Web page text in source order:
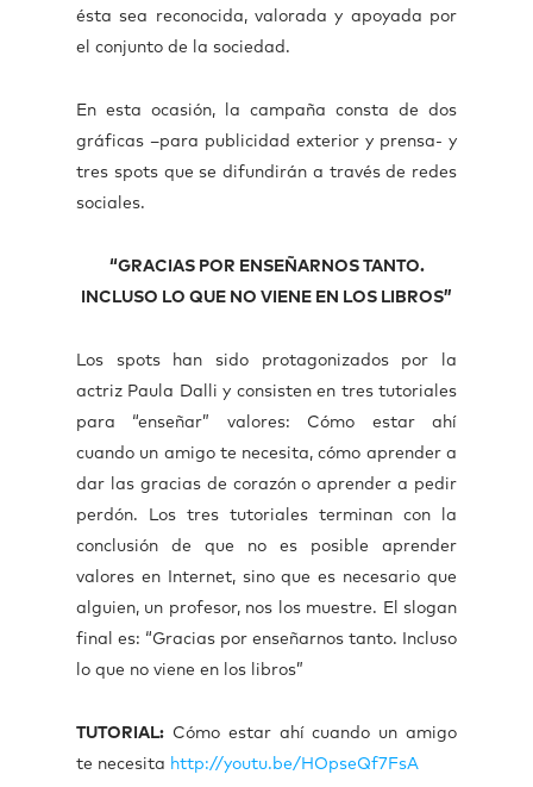
ésta sea reconocida, valorada y apoyada por
el conjunto de la sociedad.
En esta ocasión, la campaña consta de dos
gráficas –para publicidad exterior y prensa- y
tres spots que se difundirán a través de redes
sociales.
“GRACIAS POR ENSEÑARNOS TANTO.
INCLUSO LO QUE NO VIENE EN LOS LIBROS”
Los spots han sido protagonizados por la
actriz Paula Dalli y consisten en tres tutoriales
para “enseñar” valores: Cómo estar ahí
cuando un amigo te necesita, cómo aprender a
dar las gracias de corazón o aprender a pedir
perdón. Los tres tutoriales terminan con la
conclusión de que no es posible aprender
valores en Internet, sino que es necesario que
alguien, un profesor, nos los muestre. El slogan
final es: “Gracias por enseñarnos tanto. Incluso
lo que no viene en los libros”
TUTORIAL: Cómo estar ahí cuando un amigo
te necesita http://youtu.be/HOpseQf7FsA